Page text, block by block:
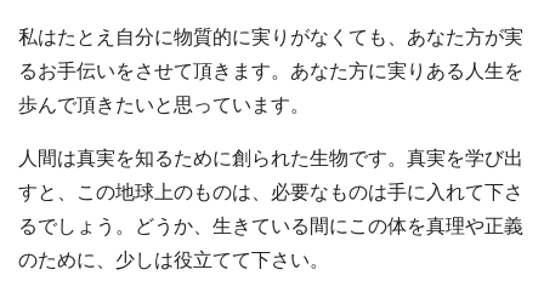
私はたとえ自分に物質的に実りがなくても、あなた方が実
るお手伝いをさせて頂きます。あなた方に実りある人生を
歩んで頂きたいと思っています。
人間は真実を知るために創られた生物です。真実を学び出
すと、この地球上のものは、必要なものは手に入れて下さ
るでしょう。どうか、生きている間にこの体を真理や正義
のために、少しは役立てて下さい。